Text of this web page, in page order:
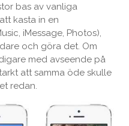
bas av vanliga
kasta in en
iMessage, Photos),
och göra det. Om
med avseende på
att samma öde skulle
redan.